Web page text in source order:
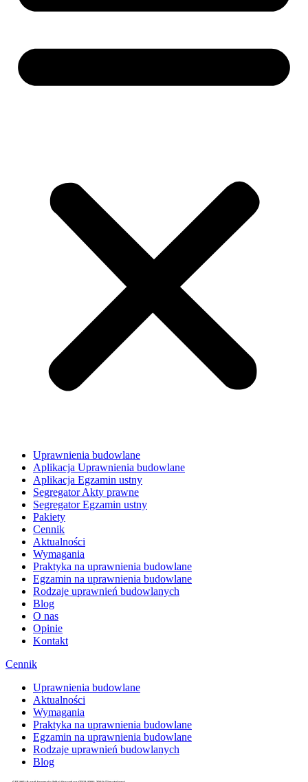
Uprawnienia budowlane
Aplikacja Uprawnienia budowlane
Aplikacja Egzamin ustny
Segregator Akty prawne
Segregator Egzamin ustny
Pakiety
Cennik
Aktualności
Wymagania
Praktyka na uprawnienia budowlane
Egzamin na uprawnienia budowlane
Rodzaje uprawnień budowlanych
Blog
O nas
Opinie
Kontakt
Cennik
Uprawnienia budowlane
Aktualności
Wymagania
Praktyka na uprawnienia budowlane
Egzamin na uprawnienia budowlane
Rodzaje uprawnień budowlanych
Blog